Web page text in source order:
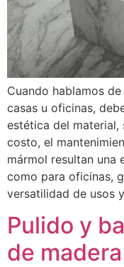
Cuando hablamos
casas u oficinas,
estética del material,
costo, el
mármol resultan una
como para oficinas,
versatilidad de usos
Pulido y
de madera